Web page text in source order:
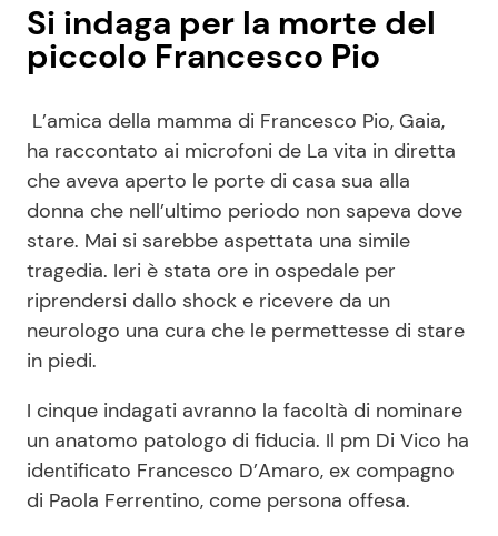
Si indaga per la morte del
piccolo Francesco Pio
L’amica della mamma di Francesco Pio, Gaia,
ha raccontato ai microfoni de La vita in diretta
che aveva aperto le porte di casa sua alla
donna che nell’ultimo periodo non sapeva dove
stare. Mai si sarebbe aspettata una simile
tragedia. Ieri è stata ore in ospedale per
riprendersi dallo shock e ricevere da un
neurologo una cura che le permettesse di stare
in piedi.
I cinque indagati avranno la facoltà di nominare
un anatomo patologo di fiducia. Il pm Di Vico ha
identificato Francesco D’Amaro, ex compagno
di Paola Ferrentino, come persona offesa.